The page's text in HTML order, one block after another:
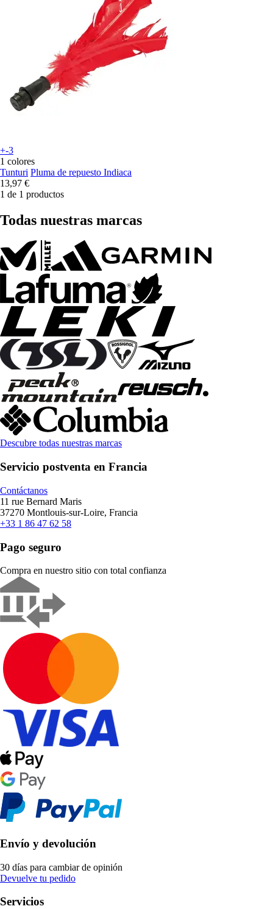
+-3
1 colores
Tunturi Pluma de repuesto Indiaca
13,97 €
1 de 1 productos
Todas nuestras marcas
Descubre todas nuestras marcas
Servicio postventa en Francia
Contáctanos
11 rue Bernard Maris
37270 Montlouis-sur-Loire, Francia
+33 1 86 47 62 58
Pago seguro
Compra en nuestro sitio con total confianza
Envío y devolución
30 días para cambiar de opinión
Devuelve tu pedido
Servicios